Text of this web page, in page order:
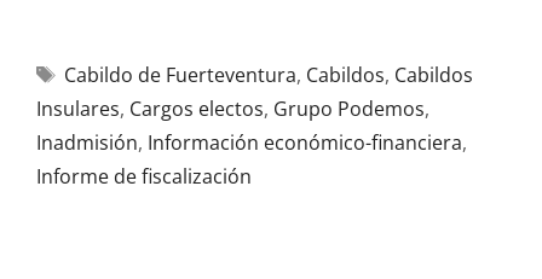
Cabildo de Fuerteventura, Cabildos, Cabildos
Insulares, Cargos electos, Grupo Podemos,
Inadmisión, Información económico-financiera,
Informe de fiscalización